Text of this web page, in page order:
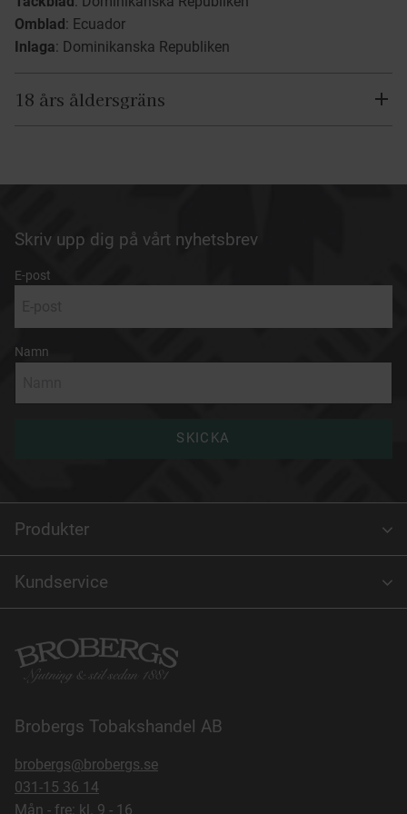
Omblad: Ecuador
Inlaga: Dominikanska Republiken
18 års åldersgräns
Skriv upp dig på vårt nyhetsbrev
E-post
Namn
SKICKA
Produkter
Kundservice
Brobergs Tobakshandel AB
brobergs@brobergs.se
031-15 36 14
Mån - fre: kl. 9 - 16